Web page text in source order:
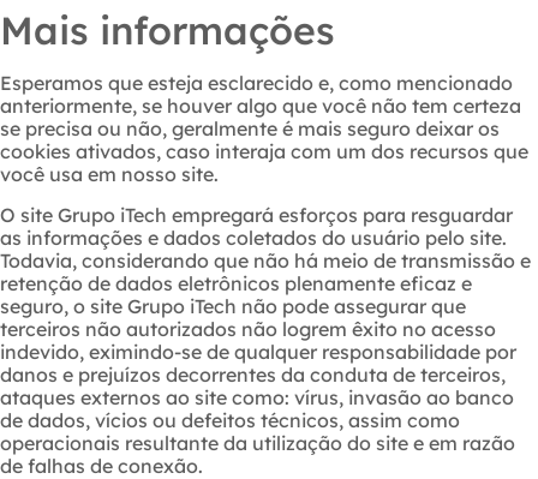
Mais informações
Esperamos que esteja esclarecido e, como mencionado
anteriormente, se houver algo que você não tem certeza
se precisa ou não, geralmente é mais seguro deixar os
cookies ativados, caso interaja com um dos recursos que
você usa em nosso site.
O site Grupo iTech empregará esforços para resguardar
as informações e dados coletados do usuário pelo site.
Todavia, considerando que não há meio de transmissão e
retenção de dados eletrônicos plenamente eficaz e
seguro, o site Grupo iTech não pode assegurar que
terceiros não autorizados não logrem êxito no acesso
indevido, eximindo-se de qualquer responsabilidade por
danos e prejuízos decorrentes da conduta de terceiros,
ataques externos ao site como: vírus, invasão ao banco
de dados, vícios ou defeitos técnicos, assim como
operacionais resultante da utilização do site e em razão
de falhas de conexão.